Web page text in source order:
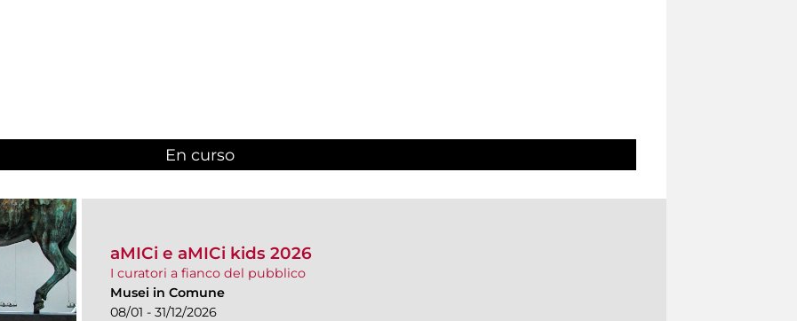
En curso
aMICi e aMICi kids 2026
I curatori a fianco del pubblico
Musei in Comune
08/01 - 31/12/2026